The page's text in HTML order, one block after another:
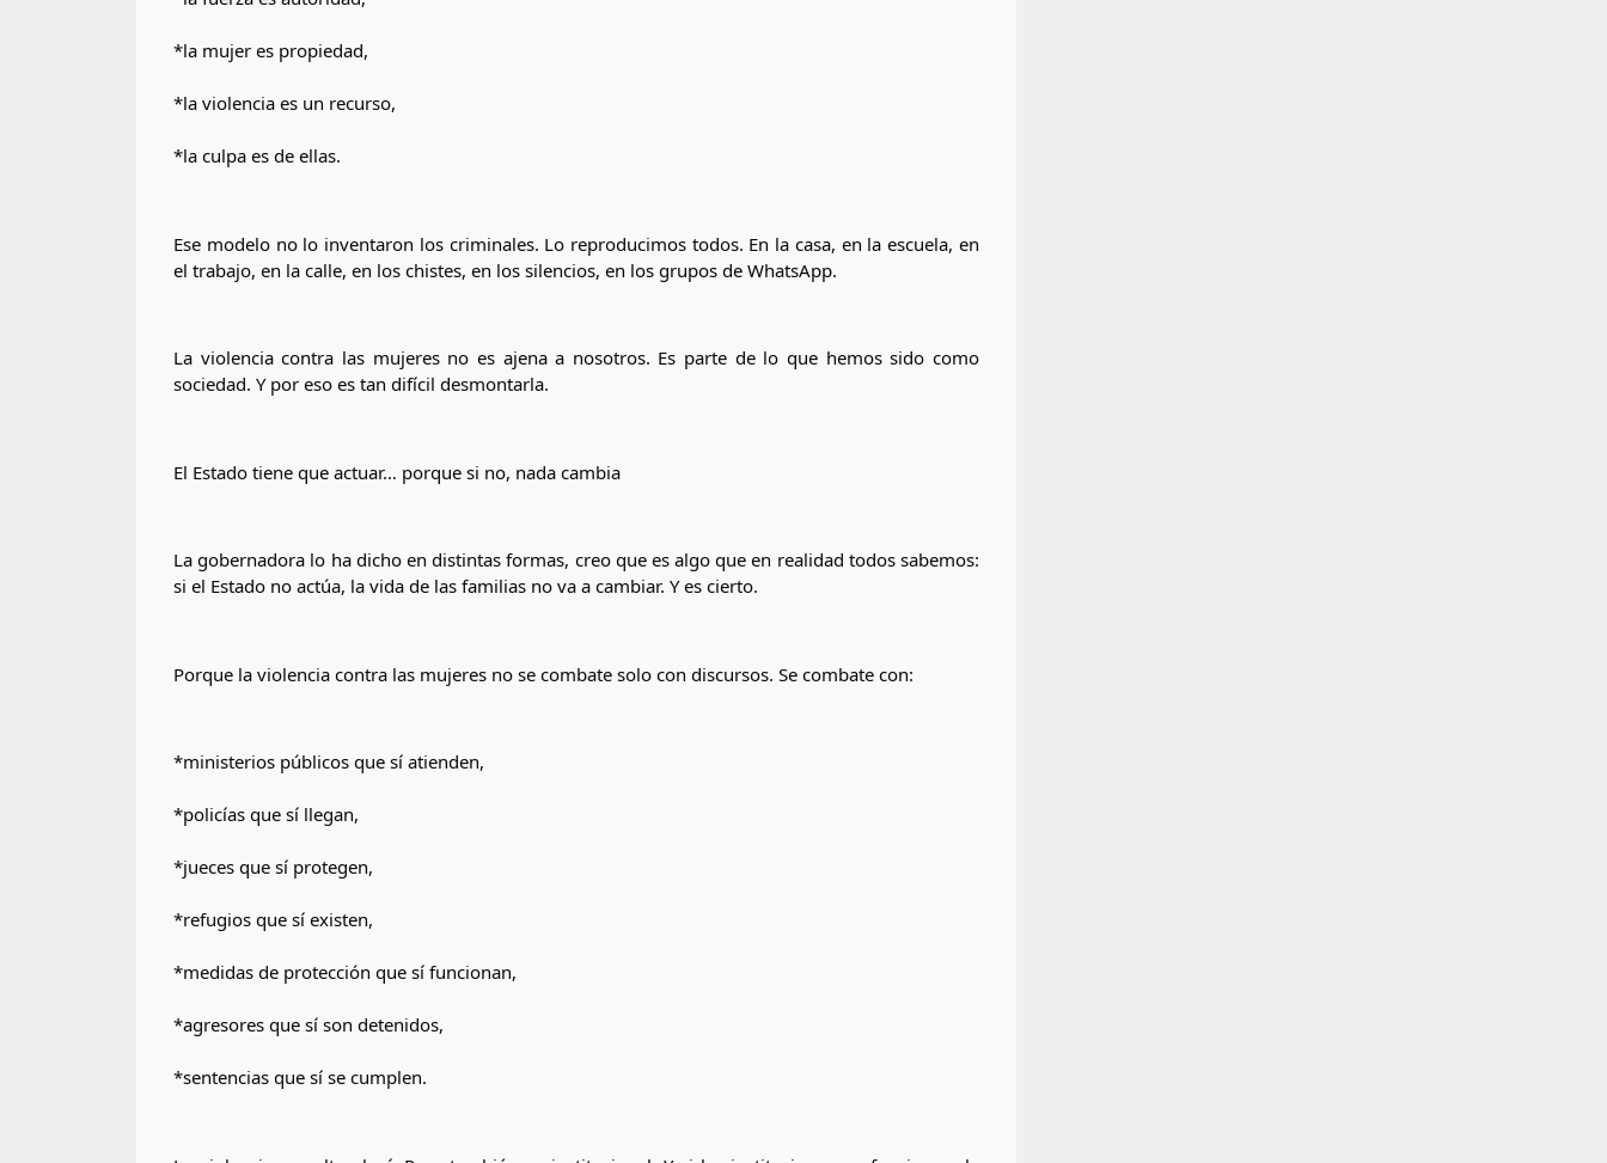
*la mujer es propiedad,
*la violencia es un recurso,
*la culpa es de ellas.
Ese modelo no lo inventaron los criminales. Lo reproducimos todos. En la casa, en la escuela, en
el trabajo, en la calle, en los chistes, en los silencios, en los grupos de WhatsApp.
La violencia contra las mujeres no es ajena a nosotros. Es parte de lo que hemos sido como
sociedad. Y por eso es tan difícil desmontarla.
El Estado tiene que actuar… porque si no, nada cambia
La gobernadora lo ha dicho en distintas formas, creo que es algo que en realidad todos sabemos:
si el Estado no actúa, la vida de las familias no va a cambiar. Y es cierto.
Porque la violencia contra las mujeres no se combate solo con discursos. Se combate con:
*ministerios públicos que sí atienden,
*policías que sí llegan,
*jueces que sí protegen,
*refugios que sí existen,
*medidas de protección que sí funcionan,
*agresores que sí son detenidos,
*sentencias que sí se cumplen.